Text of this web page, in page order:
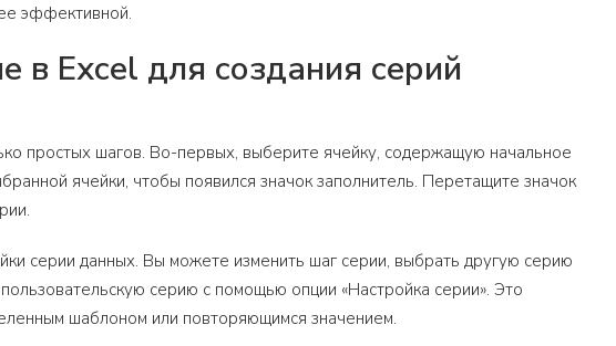
эффективной.
в Excel для создания серий
простых шагов. Во-первых, выберите ячейку, содержащую начальное
ячейки, чтобы появился значок заполнитель. Перетащите значок
серии данных. Вы можете изменить шаг серии, выбрать другую серию
серию с помощью опции «Настройка серии». Это
шаблоном или повторяющимся значением.